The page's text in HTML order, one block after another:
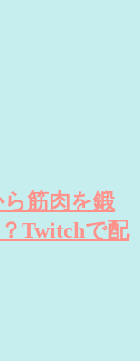
筋肉を鍛
Twitchで配